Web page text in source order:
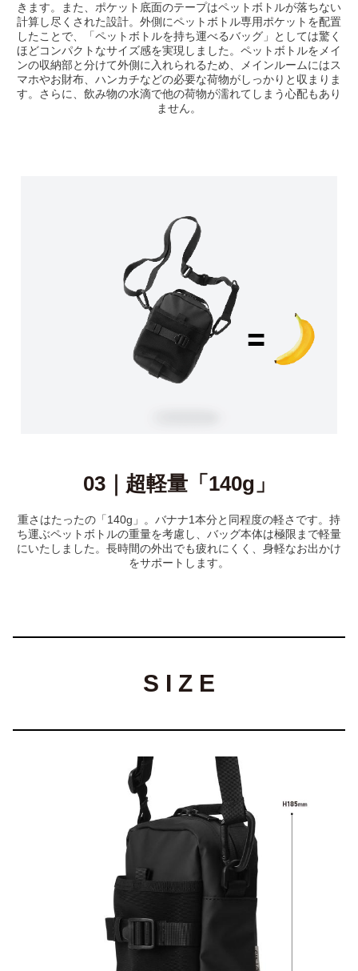
きます。また、ポケット底面のテープはペットボトルが落ちない
計算し尽くされた設計。外側にペットボトル専用ポケットを配置
したことで、「ペットボトルを持ち運べるバッグ」としては驚く
ほどコンパクトなサイズ感を実現しました。ペットボトルをメイ
ンの収納部と分けて外側に入れられるため、メインルームにはス
マホやお財布、ハンカチなどの必要な荷物がしっかりと収まりま
す。さらに、飲み物の水滴で他の荷物が濡れてしまう心配もあり
ません。
03｜超軽量「140g」
重さはたったの「140g」。バナナ1本分と同程度の軽さです。持
ち運ぶペットボトルの重量を考慮し、バッグ本体は極限まで軽量
にいたしました。長時間の外出でも疲れにくく、身軽なお出かけ
をサポートします。
S I Z E